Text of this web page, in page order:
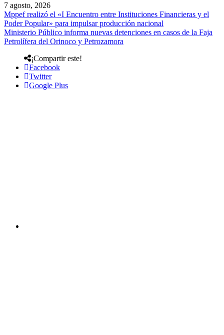
7 agosto, 2026
Mppef realizó el «I Encuentro entre Instituciones Financieras y el
Poder Popular» para impulsar producción nacional
Ministerio Público informa nuevas detenciones en casos de la Faja
Petrolífera del Orinoco y Petrozamora
¡Compartir este!
Facebook
Twitter
Google Plus